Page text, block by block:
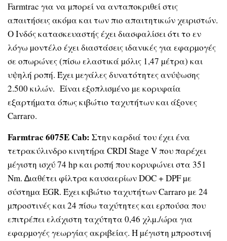
Farmtrac για να µπορεί να ανταποκριθεί στις
απαιτήσεις ακόµα και των πιο απαιτητικών χειριστών.
Ο Ινδός κατασκευαστής έχει διασφαλίσει ότι το εν
λόγω µοντέλο έχει διαστάσεις ιδανικές για εφαρµογές
σε οπωρώνες (πίσω ελαστικά µόλις 1,47 µέτρα) και
υψηλή ροπή. Έχει µεγάλες δυνατότητες ανύψωσης
2.500 κιλών. Είναι εξοπλισµένο µε κορυφαία
εξαρτήµατα όπως κιβώτιο ταχυτήτων και άξονες
Carraro.
Farmtrac 6075E Cab: Στην καρδιά του έχει ένα
τετρακύλινδρο κινητήρα CRDI Stage V που παρέχει
µέγιστη ισχύ 74 hp και ροπή που κορυφώνει στα 351
Nm. ∆ιαθέτει φίλτρα καυσαερίων DOC + DPF µε
σύστηµα EGR. Έχει κιβώτιο ταχυτήτων Carraro µε 24
µπροστινές και 24 πίσω ταχύτητες και ερπούσα που
επιτρέπει ελάχιστη ταχύτητα 0,46 χλµ./ώρα για
εφαρµογές γεωργίας ακριβείας. Η µέγιστη µπροστινή